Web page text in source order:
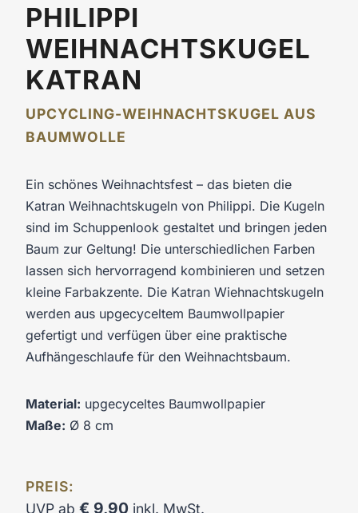
PHILIPPI
WEIHNACHTSKUGEL
KATRAN
UPCYCLING-WEIHNACHTSKUGEL AUS
BAUMWOLLE
Ein schönes Weihnachtsfest – das bieten die
Katran Weihnachtskugeln von Philippi. Die Kugeln
sind im Schuppenlook gestaltet und bringen jeden
Baum zur Geltung! Die unterschiedlichen Farben
lassen sich hervorragend kombinieren und setzen
kleine Farbakzente. Die Katran Wiehnachtskugeln
werden aus upgecyceltem Baumwollpapier
gefertigt und verfügen über eine praktische
Aufhängeschlaufe für den Weihnachtsbaum.
Material: upgecyceltes Baumwollpapier
Maße: Ø 8 cm
PREIS:
UVP ab € 9,90 inkl. MwSt.